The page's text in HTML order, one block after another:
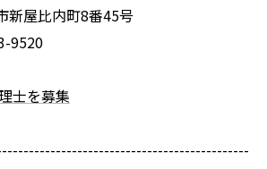
新屋比内町8番45号
9520
士を募集